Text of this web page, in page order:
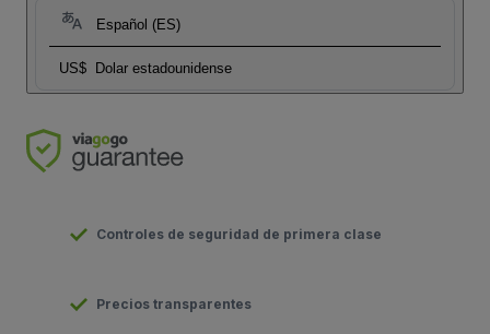
Español (ES)
US$ Dolar estadounidense
Controles de seguridad de primera clase
Precios transparentes